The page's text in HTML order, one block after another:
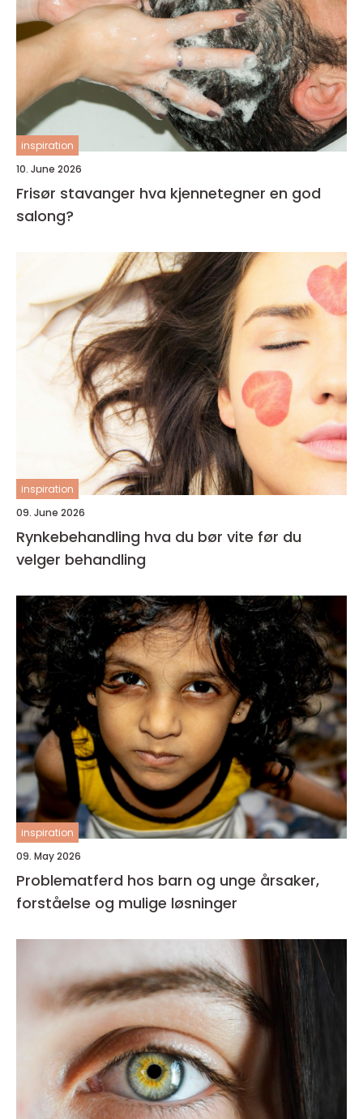
inspiration
10. June 2026
Frisør stavanger hva kjennetegner en god
salong?
inspiration
09. June 2026
Rynkebehandling hva du bør vite før du
velger behandling
inspiration
09. May 2026
Problematferd hos barn og unge årsaker,
forståelse og mulige løsninger